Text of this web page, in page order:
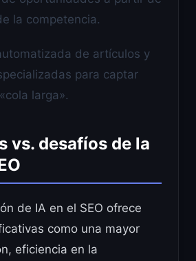
la competencia.
de artículos y
para captar
larga».
vs. desafíos de la
de IA en el SEO ofrece
como una mayor
eficiencia en la